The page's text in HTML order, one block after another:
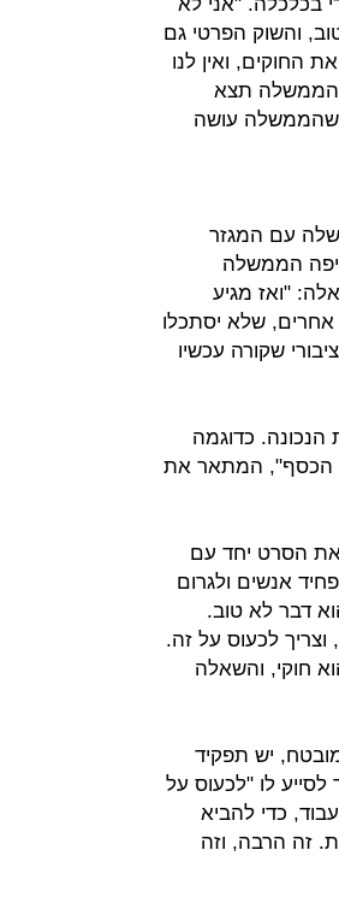
והשוק הפרטי גם
החוקים, ואין לנו
תצא
שהממשלה עושה
עם המגזר
הממשלה
"ואז מגיע
שלא יסתכלו
שקורה עכשיו
הנכונה. כדוגמה
הכסף", המתאר את
הסרט יחד עם
אנשים ולגרום
דבר לא טוב.
לכעוס על זה.
חוקי, והשאלה
יש תפקיד
לו "לכעוס על
כדי להביא
זה הרבה, וזה